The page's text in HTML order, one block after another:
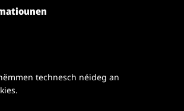
technesch néideg an